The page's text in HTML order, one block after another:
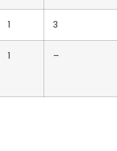
1 3
1 –